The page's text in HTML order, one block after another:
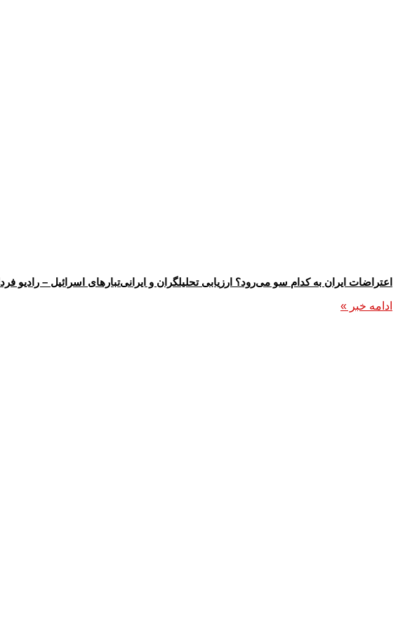
اعتراضات ایران به کدام سو می‌رود؟ ارزیابی تحلیلگران و ایرانی‌تبارهای اسرائیل – رادیو فردا
ادامه خبر »